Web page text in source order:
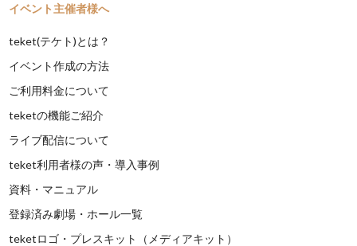
イベント主催者様へ
teket(テケト)とは？
イベント作成の方法
ご利用料金について
teketの機能ご紹介
ライブ配信について
teket利用者様の声・導入事例
資料・マニュアル
登録済み劇場・ホール一覧
teketロゴ・プレスキット（メディアキット）